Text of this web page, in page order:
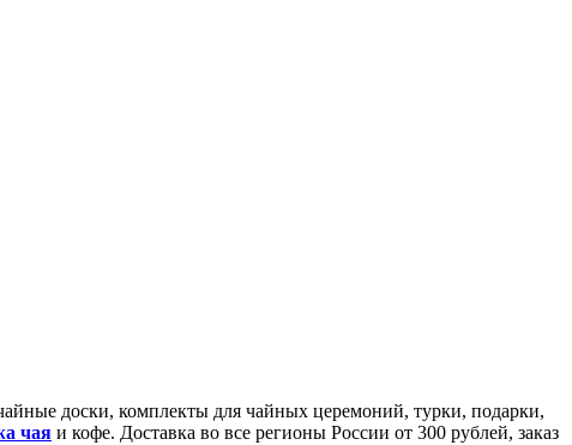
доски, комплекты для чайных церемоний, турки, подарки,
чая и кофе. Доставка во все регионы России от 300 рублей, заказ